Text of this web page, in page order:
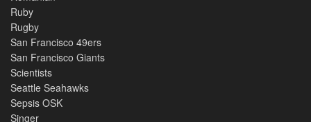
Ruby
Rugby
San Francisco 49ers
San Francisco Giants
Scientists
Seattle Seahawks
Sepsis OSK
Singer